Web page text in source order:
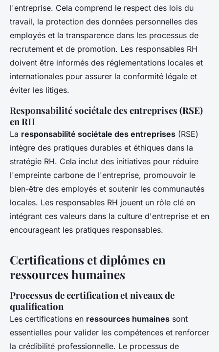
l'entreprise. Cela comprend le respect des lois du
travail, la protection des données personnelles des
employés et la transparence dans les processus de
recrutement et de promotion. Les responsables RH
doivent être informés des réglementations locales et
internationales pour assurer la conformité légale et
éviter les litiges.
Responsabilité sociétale des entreprises (RSE)
en RH
La responsabilité sociétale des entreprises (RSE)
intègre des pratiques durables et éthiques dans la
stratégie RH. Cela inclut des initiatives pour réduire
l'empreinte carbone de l'entreprise, promouvoir le
bien-être des employés et soutenir les communautés
locales. Les responsables RH jouent un rôle clé en
intégrant ces valeurs dans la culture d'entreprise et en
encourageant les pratiques responsables.
Certifications et diplômes en
ressources humaines
Processus de certification et niveaux de
qualification
Les certifications en ressources humaines sont
essentielles pour valider les compétences et renforcer
la crédibilité professionnelle. Le processus de